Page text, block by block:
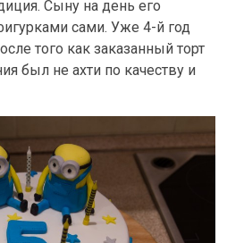
Сыну на день его
сами. Уже 4-й год
того как заказанный торт
был не ахти по качеству и